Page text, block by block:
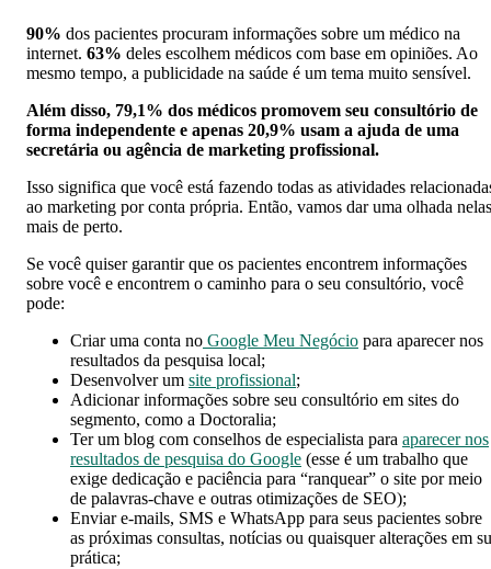
90% dos pacientes procuram informações sobre um médico na
internet. 63% deles escolhem médicos com base em opiniões. Ao
mesmo tempo, a publicidade na saúde é um tema muito sensível.
Além disso, 79,1% dos médicos promovem seu consultório de
forma independente e apenas 20,9% usam a ajuda de uma
secretária ou agência de marketing profissional.
Isso significa que você está fazendo todas as atividades
ao marketing por conta própria. Então, vamos dar uma olhada nelas
mais de perto.
Se você quiser garantir que os pacientes encontrem informações
sobre você e encontrem o caminho para o seu consultório, você
pode:
Criar uma conta no Google Meu Negócio para aparecer nos
resultados da pesquisa local;
Desenvolver um site profissional;
Adicionar informações sobre seu consultório em sites do
segmento, como a Doctoralia;
Ter um blog com conselhos de especialista para aparecer nos
resultados de pesquisa do Google (esse é um trabalho que
exige dedicação e paciência para “ranquear” o site por meio
de palavras-chave e outras otimizações de SEO);
Enviar e-mails, SMS e WhatsApp para seus pacientes sobre
as próximas consultas, notícias ou quaisquer alterações em
prática;